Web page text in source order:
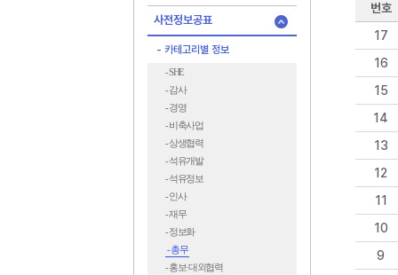
사전정보공표
카테고리별 정보
- SHE
- 감사
- 경영
- 비축사업
- 상생협력
- 석유개발
- 석유정보
- 인사
- 재무
- 정보화
- 총무
- 홍보·대외협력
번호
17
16
15
14
13
12
11
10
9